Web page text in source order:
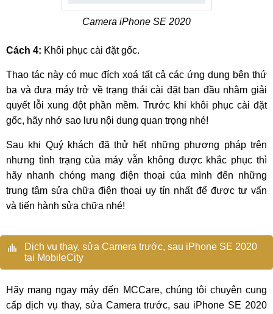
Camera iPhone SE 2020
Cách 4: Khôi phục cài đặt gốc.
Thao tác này có mục đích xoá tất cả các ứng dụng bên thứ
ba và đưa máy trở về trạng thái cài đặt ban đầu nhằm giải
quyết lỗi xung đột phần mềm. Trước khi khôi phục cài đặt
gốc, hãy nhớ sao lưu nội dung quan trọng nhé!
Sau khi Quý khách đã thử hết những phương pháp trên
nhưng tình trạng của máy vẫn không được khắc phục thì
hãy nhanh chóng mang điện thoại của mình đến những
trung tâm sửa chữa điện thoại uy tín nhất để được tư vấn
và tiến hành sửa chữa nhé!
Dịch vụ thay, sửa Camera trước, sau iPhone SE 2020
tại MobileCity
Hãy mang ngay máy đến MCCare, chúng tôi chuyên cung
cấp dịch vụ thay, sửa Camera trước, sau iPhone SE 2020